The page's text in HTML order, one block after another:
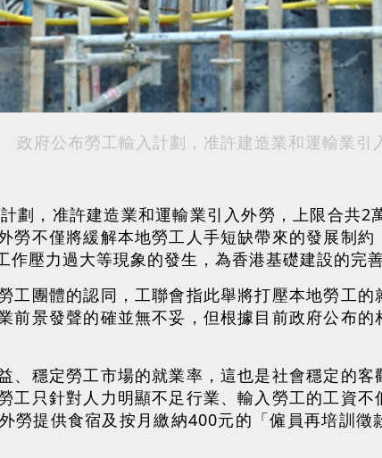
政府公布勞工輸入計劃，准許建造業和運輸業引
劃，准許建造業和運輸業引入外勞，上限合共
勞不僅將緩解本地勞工人手短缺帶來的發展制
作壓力過大等現象的發生，為香港基礎建設的完
工團體的認同，工聯會指此舉將打壓本地勞工
前景發聲的確並無不妥，但根據目前政府公布
、穩定勞工市場的就業率，這也是社會穩定的
工只針對人力明顯不足行業、輸入勞工的工資
勞提供食宿及按月繳納400元的「僱員再培訓